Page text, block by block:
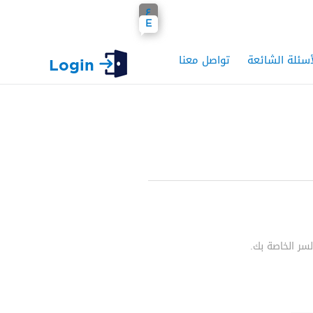
الشائعة تواصل معنا
ع
E
Login
الخاصة بك.